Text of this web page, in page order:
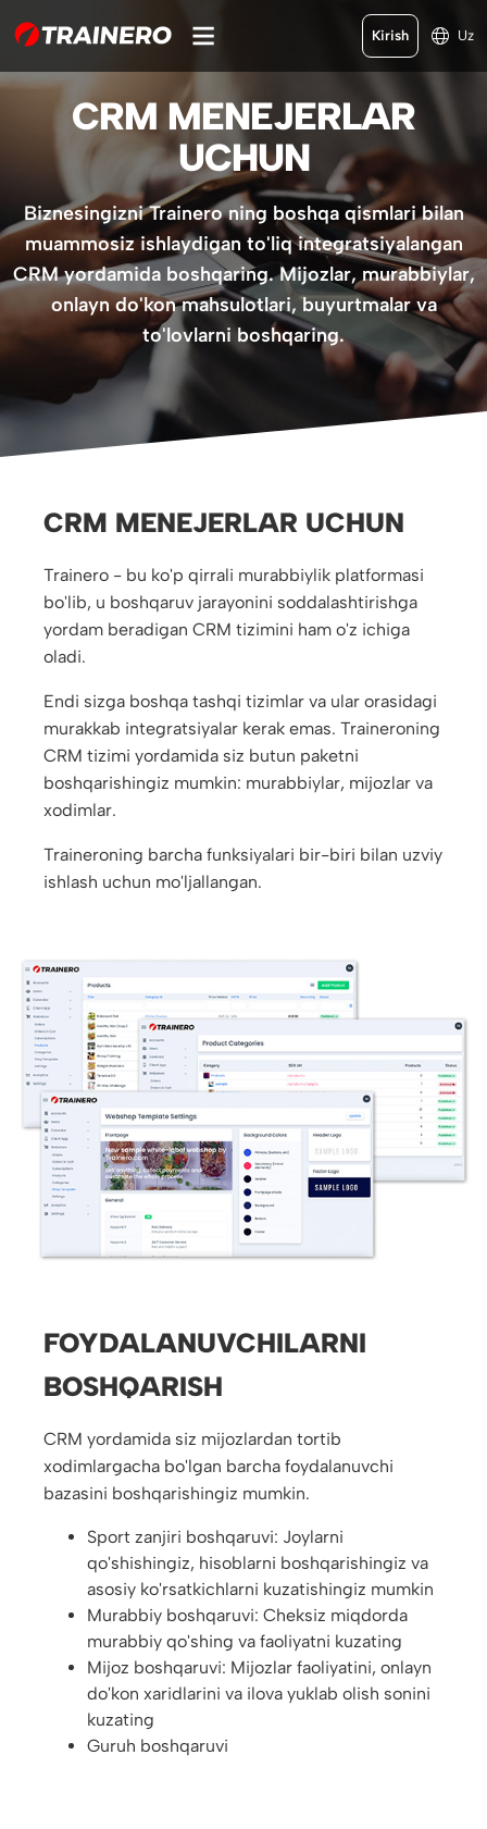
Kirish Uz
CRM MENEJERLAR
UCHUN
Biznesingizni Trainero ning boshqa qismlari bilan
muammosiz ishlaydigan to'liq integratsiyalangan
CRM yordamida boshqaring. Mijozlar, murabbiylar,
onlayn do'kon mahsulotlari, buyurtmalar va
to'lovlarni boshqaring.
CRM MENEJERLAR UCHUN
Trainero - bu ko'p qirrali murabbiylik platformasi
bo'lib, u boshqaruv jarayonini soddalashtirishga
yordam beradigan CRM tizimini ham o'z ichiga
oladi.
Endi sizga boshqa tashqi tizimlar va ular orasidagi
murakkab integratsiyalar kerak emas. Traineroning
CRM tizimi yordamida siz butun paketni
boshqarishingiz mumkin: murabbiylar, mijozlar va
xodimlar.
Traineroning barcha funksiyalari bir-biri bilan uzviy
ishlash uchun mo'ljallangan.
FOYDALANUVCHILARNI
BOSHQARISH
CRM yordamida siz mijozlardan tortib
xodimlargacha bo'lgan barcha foydalanuvchi
bazasini boshqarishingiz mumkin.
Sport zanjiri boshqaruvi: Joylarni
qo'shishingiz, hisoblarni boshqarishingiz va
asosiy ko'rsatkichlarni kuzatishingiz mumkin
Murabbiy boshqaruvi: Cheksiz miqdorda
murabbiy qo'shing va faoliyatni kuzating
Mijoz boshqaruvi: Mijozlar faoliyatini, onlayn
do'kon xaridlarini va ilova yuklab olish sonini
kuzating
Guruh boshqaruvi